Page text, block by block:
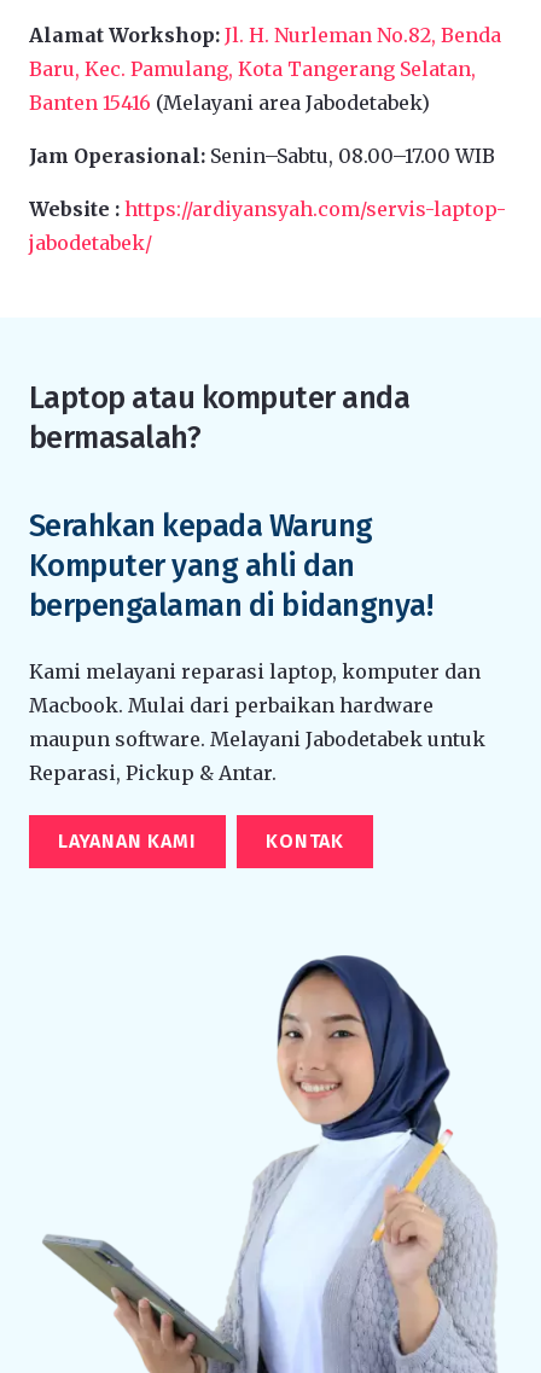
Alamat Workshop: Jl. H. Nurleman No.82, Benda
Baru, Kec. Pamulang, Kota Tangerang Selatan,
Banten 15416 (Melayani area Jabodetabek)
Jam Operasional: Senin–Sabtu, 08.00–17.00 WIB
Website : https://ardiyansyah.com/servis-laptop-
jabodetabek/
Laptop atau komputer anda
bermasalah?
Serahkan kepada Warung
Komputer yang ahli dan
berpengalaman di bidangnya!
Kami melayani reparasi laptop, komputer dan
Macbook. Mulai dari perbaikan hardware
maupun software. Melayani Jabodetabek untuk
Reparasi, Pickup & Antar.
LAYANAN KAMI KONTAK